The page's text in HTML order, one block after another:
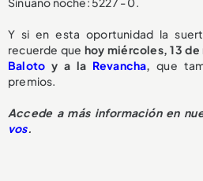
Y si en esta oportunidad la
recuerde quehoy miércoles, 13
Baloto y a la Revancha, que
premios.
Accede a más información en
vos.